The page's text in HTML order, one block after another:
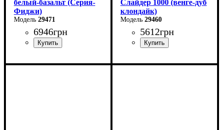
белый-базальт (Серия-
Фиджи)
29471
6946грн
Ширина: 120 см
Слайдер 1000 (венге-дуб
клондайк)
29460
5612грн
Длина: 100 (+100) см